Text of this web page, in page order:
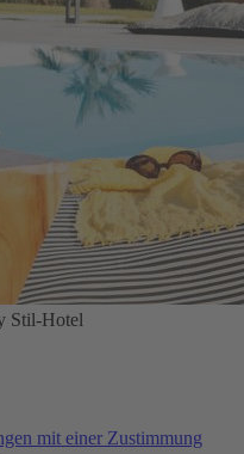
Stil-Hotel
mit einer Zustimmung